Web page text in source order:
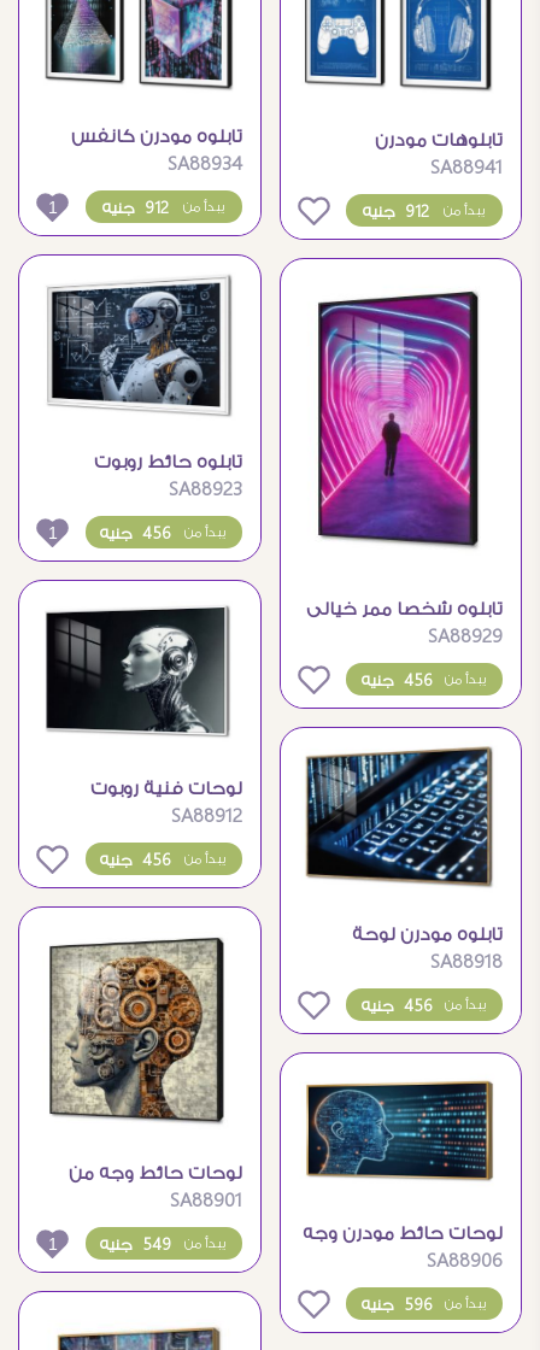
تابلوهات مودرن
مخططات اساسيه
لمحبى الالعاب
الالكترونية
SA88941
912 جنيه يبدأ من 0
تابلوه مودرن كانفس
مكعب و هرم بتصميم
تكنولوجى من المستقبل
SA88934
912 جنيه يبدأ من 1
تابلوه شخصا ممر خيالى
بأضواء نيون
SA88929
456 جنيه يبدأ من 0
تابلوه حائط روبوت
حديث
SA88923
456 جنيه يبدأ من 1
تابلوه مودرن لوحة
المفاتيح بإضائة
SA88918
456 جنيه يبدأ من
لوحات فنية روبوت
التكنولوجيا المتقدمة
SA88912
456 جنيه يبدأ من
لوحات حائط مودرن وجه
من خطوط ودوائر
إلكترونية
SA88906
596 جنيه يبدأ من 0
لوحات حائط وجه من
تروس و الات
SA88901
549 جنيه يبدأ من 1